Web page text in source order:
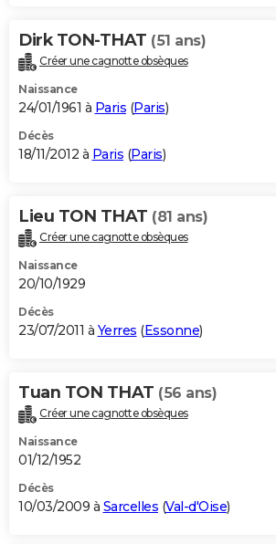
Dirk TON-THAT (51 ans)
Créer une cagnotte obsèques
Naissance
24/01/1961 à Paris (Paris)
Décès
18/11/2012 à Paris (Paris)
Lieu TON THAT (81 ans)
Créer une cagnotte obsèques
Naissance
20/10/1929
Décès
23/07/2011 à Yerres (Essonne)
Tuan TON THAT (56 ans)
Créer une cagnotte obsèques
Naissance
01/12/1952
Décès
10/03/2009 à Sarcelles (Val-d'Oise)